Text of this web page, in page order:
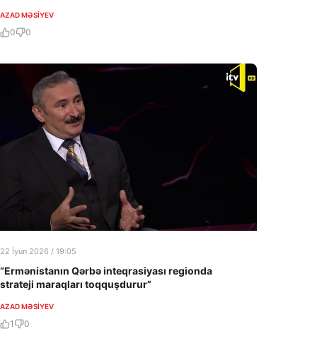
AZAD MƏSIYEV
0 0
22 İyun 2026 / 19:05
“Ermənistanın Qərbə inteqrasiyası regionda
strateji maraqları toqquşdurur”
AZAD MƏSIYEV
1 0